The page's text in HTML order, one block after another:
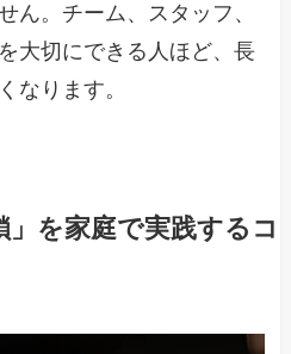
ん。チーム、スタッフ、
大切にできる人ほど、長
なります。
」を家庭で実践するコ